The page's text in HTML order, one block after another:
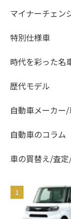
マイナーチェン
特別仕様車
時代を彩った名
歴代モデル
自動車メーカー
自動車のコラム
車の買替え/査